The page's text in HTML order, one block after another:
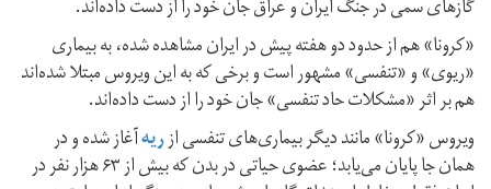
گاز‌های سمی در جنگ ایران و عراق جان خود را از دست داده‌اند.
«کرونا» هم از حدود دو هفته پیش در ایران مشاهده شده، به بیماری
«ریوی» و «تنفسی» مشهور است و برخی که به این ویروس مبتلا شده‌اند
هم بر اثر «مشکلات حاد تنفسی» جان خود را از دست داده‌اند.
ویروس «کرونا» مانند دیگر بیماری‌های تنفسی ازریهآغاز شده و در
همان جا پایان می‌یابد؛ عضوی حیاتی در بدن که بیش از ۶۳ هزار نفر در